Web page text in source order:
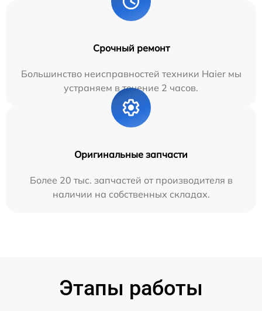
Срочный ремонт
Большинство неисправностей техники Haier мы
устраняем в течение 2 часов.
Оригинальные запчасти
Более 20 тыс. запчастей от производителя в
наличии на собственных складах.
Этапы работы